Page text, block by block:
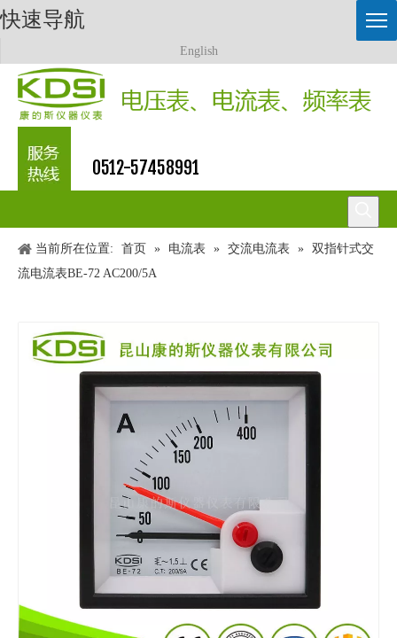
快速导航
English
0512-57458991
当前所在位置: 首页 » 电流表 » 交流电流表 » 双指针式交
流电流表BE-72 AC200/5A